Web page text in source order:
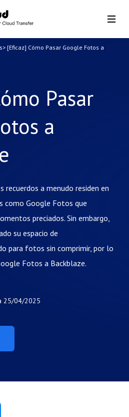
> [Eficaz] Cómo Pasar Google Fotos a
Pasar
a
recuerdos a menudo residen en
como Google Fotos que
preciados. Sin embargo,
su espacio de
para fotos sin comprimir, por lo
Fotos a Backblaze.
25/04/2025